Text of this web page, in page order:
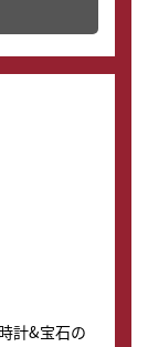
計&宝石の